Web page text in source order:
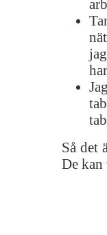
Så det
De